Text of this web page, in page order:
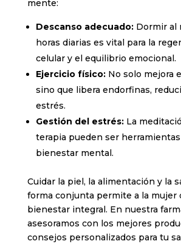
mente:
Descanso adecuado:Dormir al
horas diarias es vital para la
celular y el equilibrio emocional.
Ejercicio físico:No solo mejora
sino que libera endorfinas,
estrés.
Gestión del estrés:La
terapia pueden ser herramientas
bienestar mental.
Cuidar la piel, la alimentación y la
forma conjunta permite a la mujer
bienestar integral. En nuestra
asesoramos con los mejores
consejos personalizados para tu